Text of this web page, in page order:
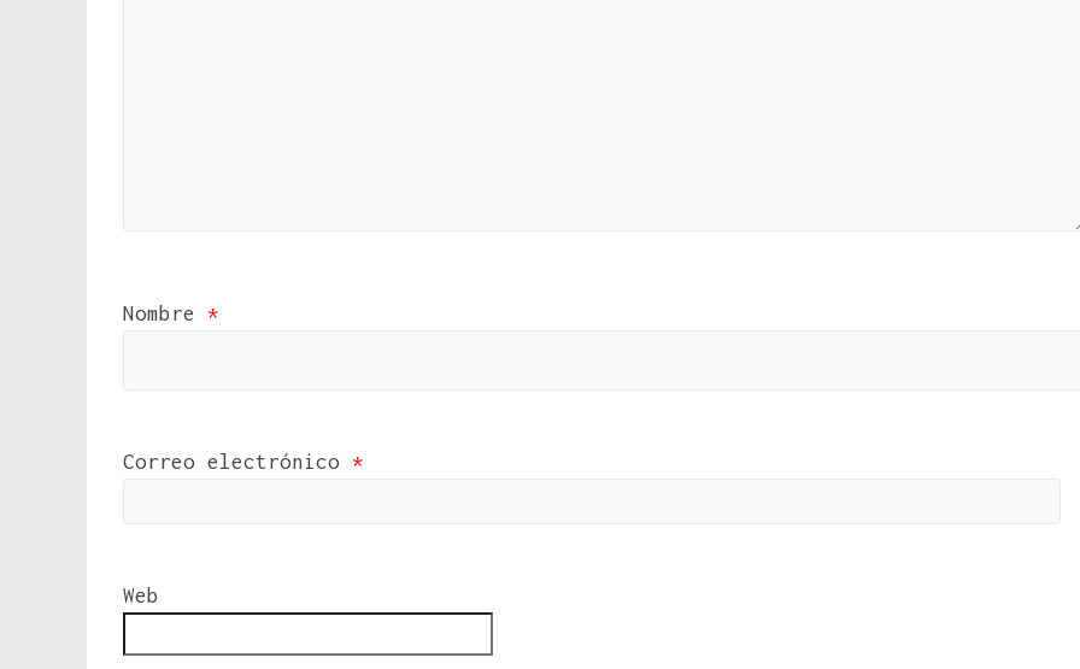
Nombre *
Correo electrónico *
Web